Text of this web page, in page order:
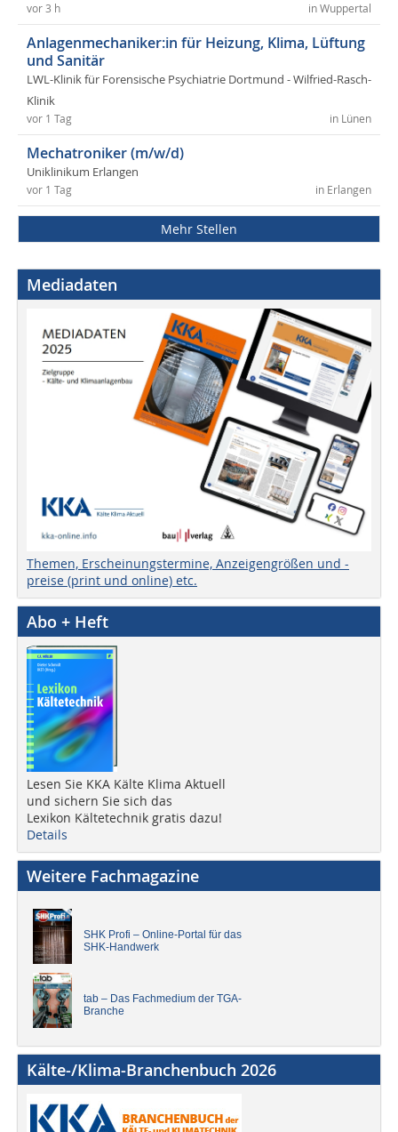
in Wuppertal
vor 3 h
Anlagenmechaniker:in für Heizung, Klima, Lüftung
und Sanitär
LWL-Klinik für Forensische Psychiatrie Dortmund - Wilfried-Rasch-
Klinik
in Lünen
vor 1 Tag
Mechatroniker (m/w/d)
Uniklinikum Erlangen
in Erlangen
vor 1 Tag
Mehr Stellen
Mediadaten
Themen, Erscheinungstermine, Anzeigengrößen und -
preise (print und online) etc.
Abo + Heft
Lesen Sie KKA Kälte Klima Aktuell
und sichern Sie sich das
Lexikon Kältetechnik gratis dazu!
Details
Weitere Fachmagazine
SHK Profi – Online-Portal für das
SHK-Handwerk
tab – Das Fachmedium der TGA-
Branche
Kälte-/Klima-Branchenbuch 2026